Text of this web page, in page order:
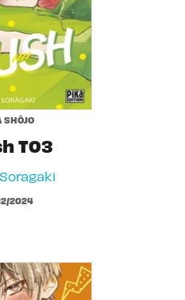
SHÔJO
T03
2024